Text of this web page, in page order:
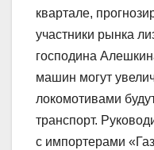
квартале,
участники рынка
господина
машин могут
локомотивами
транспорт.
с импортерами